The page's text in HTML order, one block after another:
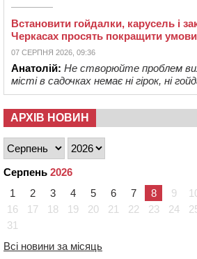
Встановити гойдалки, карусель і
Черкасах просять покращити
07 СЕРПНЯ 2026, 09:36
Анатолій: Не створюйте проблем
місті в садочках немає ні гірок, ні
АРХІВ НОВИН
Серпень 2026
1
2 3 4 5 6 7 8 9
16
17 18 19 20 21 22 23 24
31
Всі новини за місяць